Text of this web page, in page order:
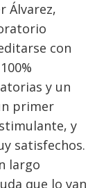
Álvarez,
con
y un
primer
y
satisfechos.
largo
que lo van